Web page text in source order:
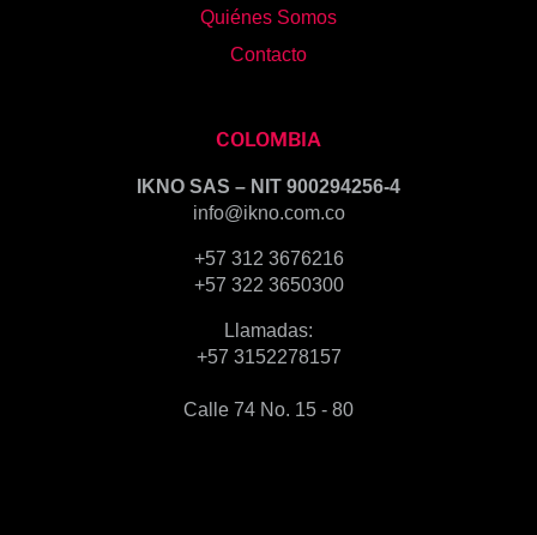
Quiénes Somos
Contacto
COLOMBIA
IKNO SAS – NIT 900294256-4
info@ikno.com.co
+57 312 3676216
+57 322 3650300
Llamadas:
+57 3152278157
Calle 74 No. 15 - 80